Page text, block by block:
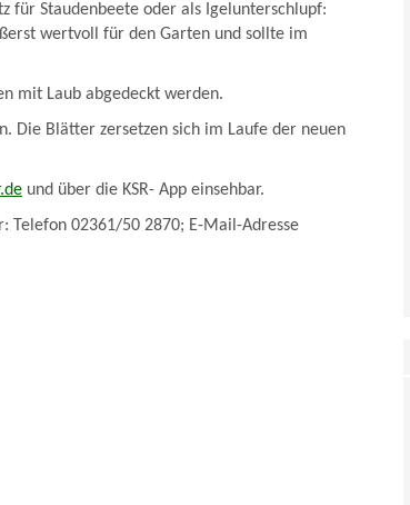
für Staudenbeete oder als Igelunterschlupf:
wertvoll für den Garten und sollte im
mit Laub abgedeckt werden.
Die Blätter zersetzen sich im Laufe der neuen
und über die KSR- App einsehbar.
Telefon 02361/50 2870; E-Mail-Adresse